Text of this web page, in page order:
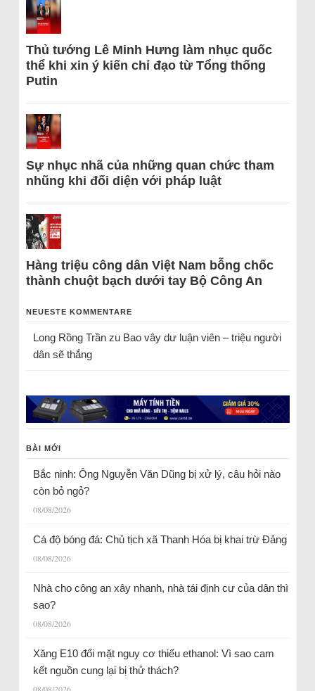
Thủ tướng Lê Minh Hưng làm nhục quốc
thể khi xin ý kiến chỉ đạo từ Tổng thống
Putin
Sự nhục nhã của những quan chức tham
nhũng khi đối diện với pháp luật
Hàng triệu công dân Việt Nam bỗng chốc
thành chuột bạch dưới tay Bộ Công An
NEUESTE KOMMENTARE
Long Rồng Trầnzu Bao vây dư luận viên – triệu người
dân sẽ thắng
BÀI MỚI
Bắc ninh: Ông Nguyễn Văn Dũng bị xử lý, câu hỏi nào
còn bỏ ngỏ?
08/08/2026
Cá độ bóng đá: Chủ tịch xã Thanh Hóa bị khai trừ Đảng
08/08/2026
Nhà cho công an xây nhanh, nhà tái định cư của dân thì
sao?
08/08/2026
Xăng E10 đối mặt nguy cơ thiếu ethanol: Vì sao cam
kết nguồn cung lại bị thử thách?